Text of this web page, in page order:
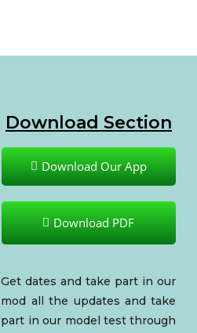
Download Section
Download Our App
Download PDF
Get dates and take part in our
mod all the updates and take
part in our model test through